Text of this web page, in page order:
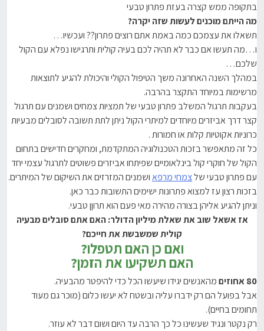
בתקופה ממש קצרה בעזת פתרון טבעי
מה הייתם מוכנים לעשות שזה יקרה?
תשאלו את עצמכם כמה באמת אתם רוצים פתרון?? ועכשיו…
ו…מה תעשו אם כבר לא תהיה לכם בעיה קולית ותרגישו נפלא עם הקול
שלכם…
במהלך השנה האחרונה משך הטיפול הקולי והיכולת להגיע לתוצאות
מרשימות במיוחד התקצר בהרבה.
בעקבות תרגול המשלב פתרון טבעי של תמציות צמחים ושמנים עם תרגול
קצר דרך אביזרים מיוחדים למיתרי הקול ניתן לתת תשובה לסובלים מבעיות
כרוניות אקוטיות קלות או חמורות .
כל זה מתאפשר בזכות הטכנולוגיה המתקדמת, ומחקרים חדישים בתחום
הקול של חוקרי קול בינלאומיים שפיתחו אביזרים פשוטים לתרגול עצמי יחד
עם פתרון טבעי שלצמחי מרפאושמנים המזרזים את השיקום של המיתרים.
בזכות רצון עז למצוא פתרונות ישימים התשובות כבר כאן.
וניתן להגיע אליהן בצורה מהירה מאי פעם הוא תרוןן טבעי.
אז אשאל שוב את שאלת מיליון הדולר: האם אתם סובלים מבעיה
קולית שמשבשת את חייכם?
ואם כן האם תטפלו?
האם תשקיעו את הזמן?
80 אחוזים
מהאנשים יגידו שיעשו הכל כדי להיפטר מהבעיה.
אבל בפועל הם רק ידברו עליה ובשטח לא יעשו כלום (מוכר גם מעוד
תחומים בחיים).
רק נקטר ונגיד שעשינו כל כך הרבה עד היום ושום דבר לא עוזר.